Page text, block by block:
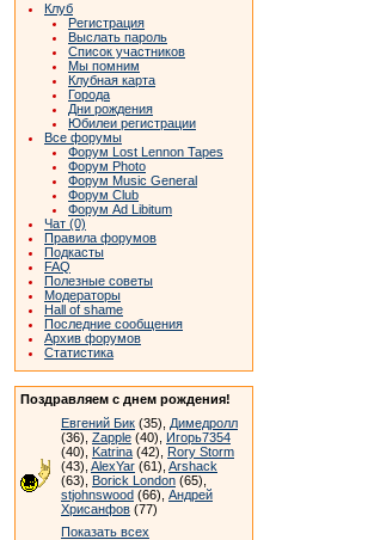
Клуб
Регистрация
Выслать пароль
Список участников
Мы помним
Клубная карта
Города
Дни рождения
Юбилеи регистрации
Все форумы
Форум Lost Lennon Tapes
Форум Photo
Форум Music General
Форум Club
Форум Ad Libitum
Чат (0)
Правила форумов
Подкасты
FAQ
Полезные советы
Модераторы
Hall of shame
Последние сообщения
Архив форумов
Статистика
Поздравляем с днем рождения!
Евгений Бик (35), Димедролл
(36), Zapple (40), Игорь7354
(40), Katrina (42), Rory Storm
(43), AlexYar (61), Arshack
(63), Borick London (65),
stjohnswood (66), Андрей
Хрисанфов (77)
Показать всех